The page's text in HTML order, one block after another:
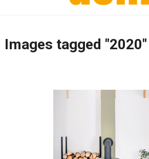
Images tagged "2020"